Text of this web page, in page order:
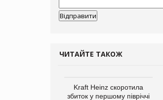
ЧИТАЙТЕ ТАКОЖ
Kraft Heinz скоротила
збиток у першому півріччі